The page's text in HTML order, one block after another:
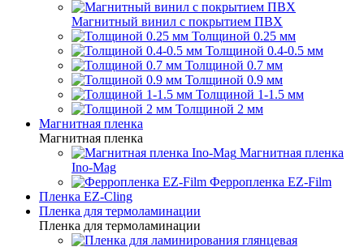
Магнитный винил с покрытием ПВХ
Толщиной 0.25 мм
Толщиной 0.4-0.5 мм
Толщиной 0.7 мм
Толщиной 0.9 мм
Толщиной 1-1.5 мм
Толщиной 2 мм
Магнитная пленка
Магнитная пленка
Магнитная пленка
Ino-Mag
Ферропленка EZ-Film
Пленка EZ-Cling
Пленка для термоламинации
Пленка для термоламинации